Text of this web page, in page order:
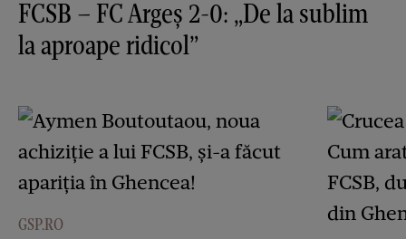
FCSB – FC Argeș 2-0: „De la sublim
la aproape ridicol”
GSP.RO